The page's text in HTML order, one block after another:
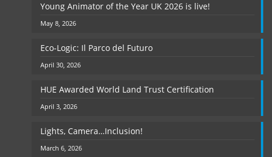
Young Animator of the Year UK 2026 is live!
May 8, 2026
Eco-Logic: Il Parco del Futuro
April 30, 2026
HUE Awarded World Land Trust Certification
April 3, 2026
Lights, Camera…Inclusion!
March 6, 2026